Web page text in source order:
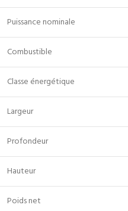
Puissance nominale
Combustible
Classe énergétique
Largeur
Profondeur
Hauteur
Poids net